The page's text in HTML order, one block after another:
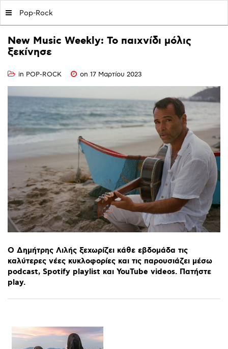
Pop-Rock
New Music Weekly: Το παιχνίδι μόλις
ξεκίνησε
in POP-ROCK on 17 Μαρτίου 2023
Ο Δημήτρης Λιλής ξεχωρίζει κάθε εβδομάδα τις
καλύτερες νέες κυκλοφορίες και τις παρουσιάζει μέσω
podcast, Spotify playlist και YouTube videos. Πατήστε
play.